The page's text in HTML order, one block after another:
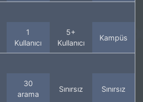
1
Kullanıcı
5+
Kullanıcı
Kampüs
30
arama
Sınırsız Sınırsız